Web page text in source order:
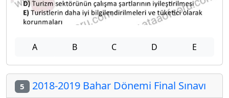
A B C D E
5 2018-2019 Bahar Dönemi Final Sınavı